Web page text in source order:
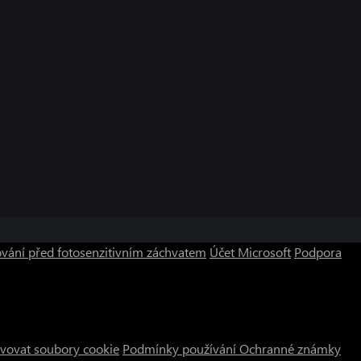
před fotosenzitivním záchvatem Účet Microsoft Podpora
soubory cookie Podmínky používáníOchranné známky